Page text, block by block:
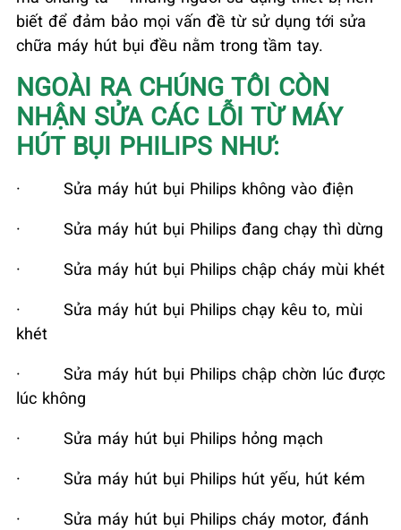
biết để đảm bảo mọi vấn đề từ sử dụng tới sửa
chữa máy hút bụi đều nằm trong tầm tay.
NGOÀI RA CHÚNG TÔI CÒN
NHẬN SỬA CÁC LỖI TỪ MÁY
HÚT BỤI PHILIPS NHƯ:
·
Sửa máy hút bụi Philips không vào điện
·
Sửa máy hút bụi Philips đang chạy thì dừng
·
Sửa máy hút bụi Philips chập cháy mùi khét
·
Sửa máy hút bụi Philips chạy kêu to, mùi
khét
·
Sửa máy hút bụi Philips chập chờn lúc được
lúc không
·
Sửa máy hút bụi Philips hỏng mạch
·
Sửa máy hút bụi Philips hút yếu, hút kém
·
Sửa máy hút bụi Philips cháy motor, đánh